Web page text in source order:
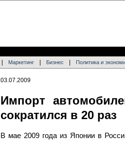
Маркетинг Бизнес Политика и
03.07.2009
Импорт
сократился в 20 раз
В мае 2009 года из Японии в